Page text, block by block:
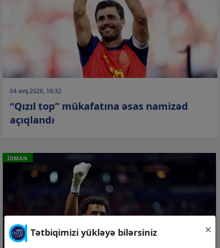
04 avq 2026, 16:32
“Qızıl top” mükafatına əsas namizəd
açıqlandı
İDMAN
Tətbiqimizi yükləyə bilərsiniz ×